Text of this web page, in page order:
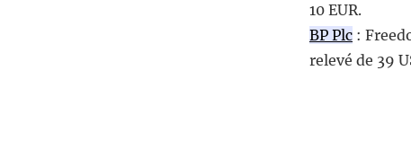
10 EUR.
BP Plc :
relevé de 39